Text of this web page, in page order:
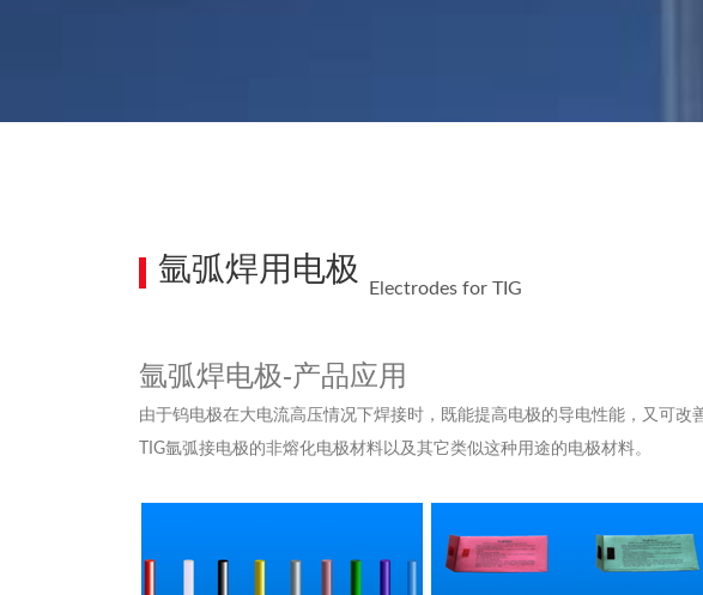
氩弧焊用电极
Electrodes for TIG
氩弧焊电极-产品应用
由于钨电极在大电流高压情况下焊接时，既能提高电极的导电性能，又可
TIG氩弧接电极的非熔化电极材料以及其它类似这种用途的电极材料。